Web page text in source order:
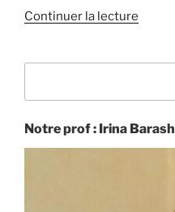
Continuer la lecture
Notre prof : Irina Barash